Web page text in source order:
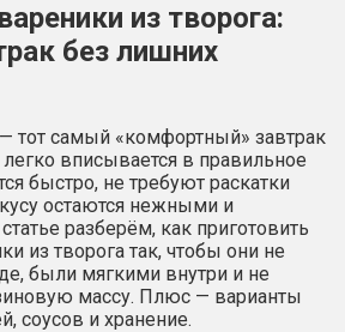
из творога:
без лишних
тот самый «комфортный» завтрак
вписывается в правильное
быстро, не требуют раскатки
остаются нежными и
разберём, как приготовить
из творога так, чтобы они не
были мягкими внутри и не
массу. Плюс — варианты
соусов и хранение.